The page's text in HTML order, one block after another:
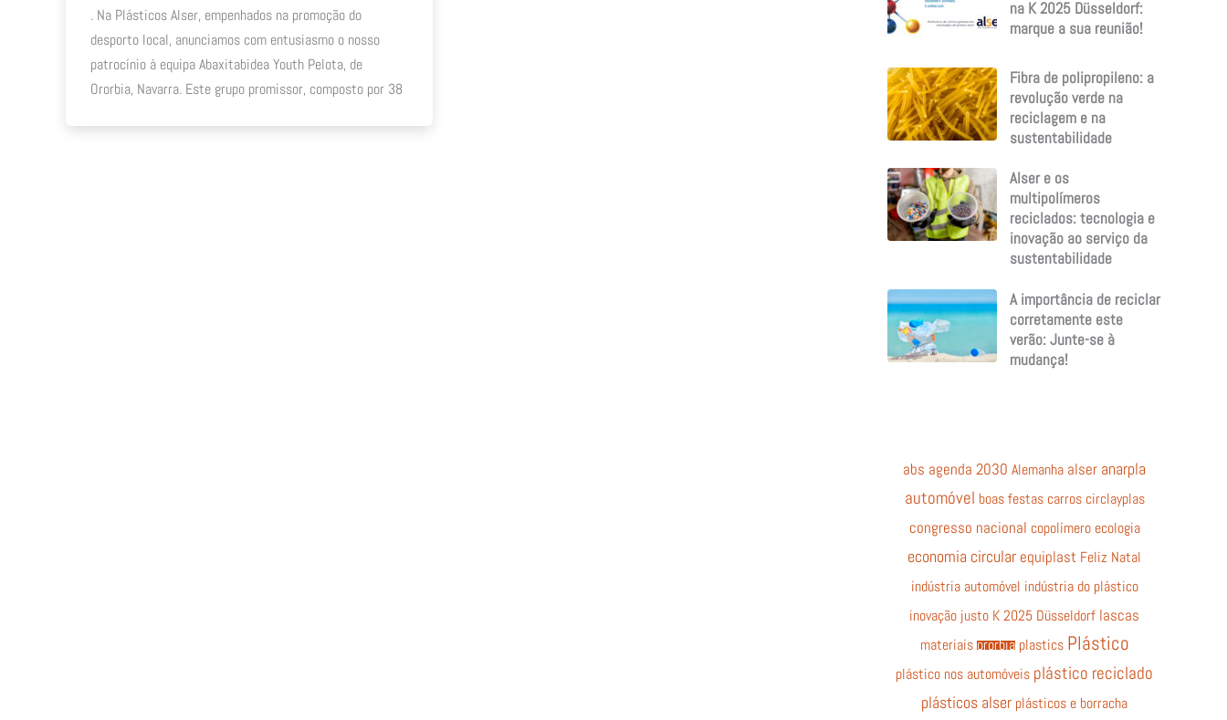
. Na Plásticos Alser, empenhados na promoção do
desporto local, anunciamos com entusiasmo o nosso
patrocínio à equipa Abaxitabidea Youth Pelota, de
Ororbia, Navarra. Este grupo promissor, composto por 38
na K 2025 Düsseldorf:
marque a sua reunião!
Fibra de polipropileno: a
revolução verde na
reciclagem e na
sustentabilidade
Alser e os
multipolímeros
reciclados: tecnologia e
inovação ao serviço da
sustentabilidade
A importância de reciclar
corretamente este
verão: Junte-se à
mudança!
abs agenda 2030 Alemanha alser anarpla
automóvel boas festas carros circlayplas
congresso nacional copolímero ecologia
economia circular equiplast Feliz Natal
indústria automóvel indústria do plástico
inovação justo K 2025 Düsseldorf lascas
materiais ororbia plastics Plástico
plástico nos automóveis plástico reciclado
plásticos alser plásticos e borracha